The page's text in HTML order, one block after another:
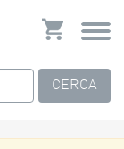
CERCA